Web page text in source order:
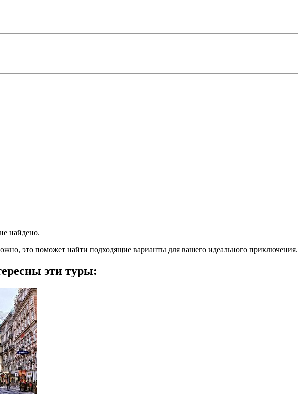
найдено.
это поможет найти подходящие варианты для вашего идеального приключения.
эти туры: